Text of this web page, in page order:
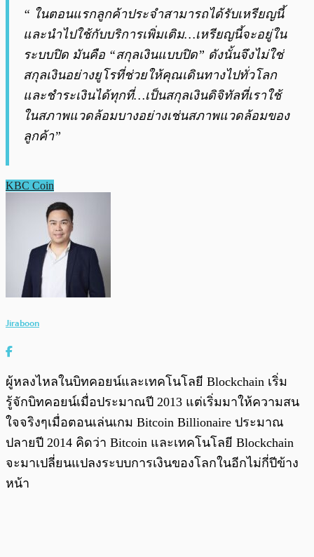
“ ในตอนแรกลูกค้าประจำสามารถได้รับเหรียญนี้
และนำไปใช้กับบริการเพิ่มเติม…เหรียญนี้จะอยู่ใน
ระบบปิด มันคือ “สกุลเงินแบบปิด” ดังนั้นจึงไม่ใช่
สกุลเงินอย่างยูโรที่ช่วยให้คุณเดินทางไปทั่วโลก
และชำระเงินได้ทุกที่…เป็นสกุลเงินดิจิทัลที่เราใช้
ในสภาพแวดล้อมบางอย่างเช่นสภาพแวดล้อมของ
ลูกค้า”
KBC Coin
Jiraboon
ผู้หลงไหลในบิทคอยน์และเทคโนโลยี Blockchain เริ่ม
รู้จักบิทคอยน์เมื่อประมาณปี 2013 แต่เริ่มมาให้ความสน
ใจจริงๆเมื่อตอนเล่นเกม Bitcoin Billionaire ประมาณ
ปลายปี 2014 คิดว่า Bitcoin และเทคโนโลยี Blockchain
จะมาเปลี่ยนแปลงระบบการเงินของโลกในอีกไม่กี่ปีข้าง
หน้า